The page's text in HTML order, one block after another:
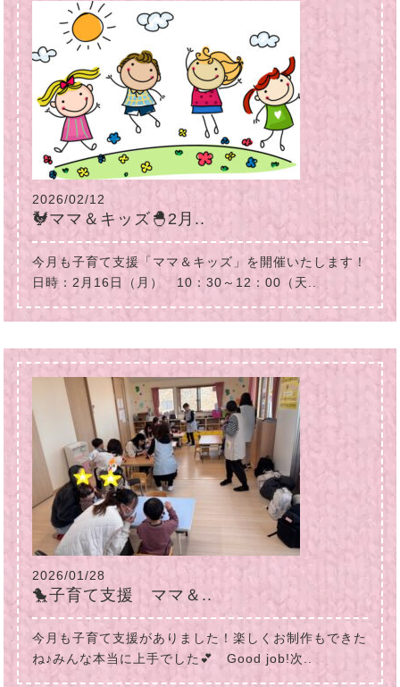
2026/02/12
🐓ママ＆キッズ🐣2月..
今月も子育て支援「ママ＆キッズ」を開催いたします！
日時：2月16日（月） 10：30～12：00（天..
2026/01/28
🐤子育て支援 ママ＆..
今月も子育て支援がありました！楽しくお制作もできた
ね♪みんな本当に上手でした💕 Good job!次..